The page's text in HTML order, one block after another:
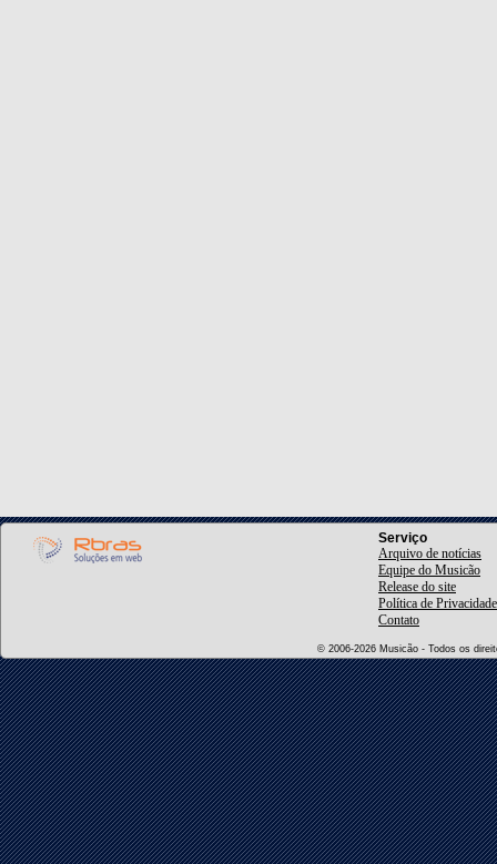
Serviço
Arquivo de notícias
Equipe do Musicão
Release do site
Política de Privacidade
Contato
© 2006-2026 Musicão - Todos os